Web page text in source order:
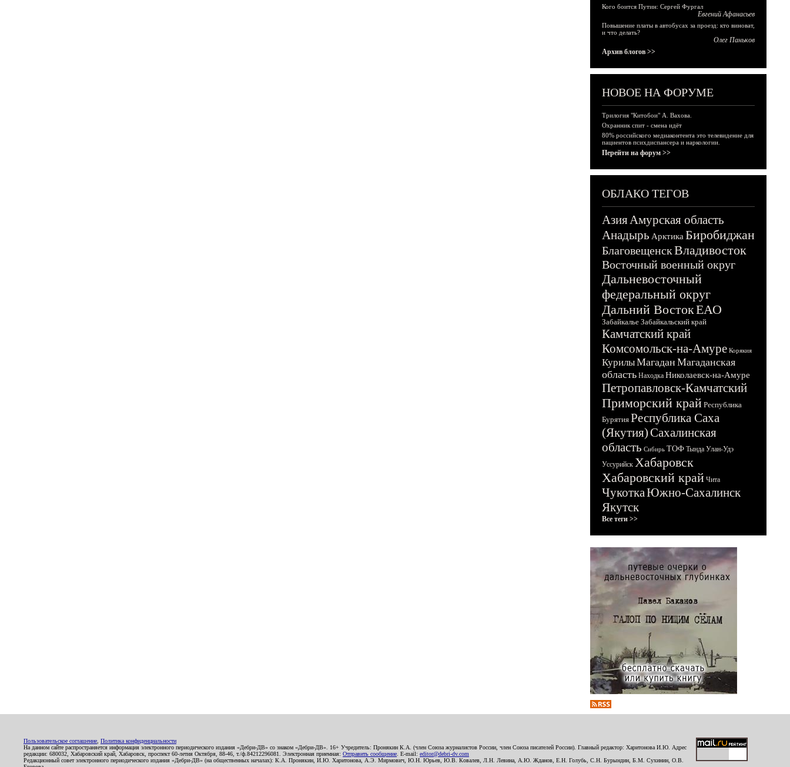
Кого боится Путин: Сергей Фургал
Евгений Афанасьев
Повышение платы в автобусах за проезд: кто виноват,
и что делать?
Олег Паньков
Архив блогов >>
НОВОЕ НА ФОРУМЕ
Трилогия "Китобои" А. Вахова.
Охранник спит - смена идёт
80% российского медиаконтента это телевидение для
пациентов психдиспансера и наркологии.
Перейти на форум >>
ОБЛАКО ТЕГОВ
АзияАмурская область
Анадырь Арктика Биробиджан
БлаговещенскВладивосток
Восточный военный округ
Дальневосточный
федеральный округ
Дальний ВостокЕАО
Забайкалье Забайкальский край
Камчатский край
Комсомольск-на-Амуре Корякия
КурилыМагадан Магаданская
область Находка Николаевск-на-Амуре
Петропавловск-Камчатский
Приморский край Республика
Бурятия Республика Саха
(Якутия)Сахалинская
область Сибирь ТОФ Тында Улан-Удэ
Уссурийск Хабаровск
Хабаровский край Чита
ЧукоткаЮжно-Сахалинск
Якутск
Все теги >>
Пользовательское соглашение Политика конфиденциальности
На данном сайте распространяется информация электронного периодического издания «Дебри-ДВ» со знаком «Дебри-ДВ». 16+ Учредитель: Пронякин К.А. (член Союза журналистов России, член Союза писателей России). Главный редактор: Харитонова И.Ю. Адрес
редакции: 680032, Хабаровский край, Хабаровск, проспект 60-летия Октября, 88-46, т./ф.84212296081. Электронная приемная: Отправить сообщение . E-mail: editor@debri-dv.com
Редакционный совет электронного периодического издания «Дебри-ДВ» (на общественных началах): К.А. Пронякин, И.Ю. Харитонова, А.Э. Мирмович, Ю.Н. Юрьев, Ю.В. Ковалев, Л.Н. Левина, А.Ю. Жданов, Е.Н. Голубь, С.Н. Бурындин, Б.М. Сухинин, О.В.